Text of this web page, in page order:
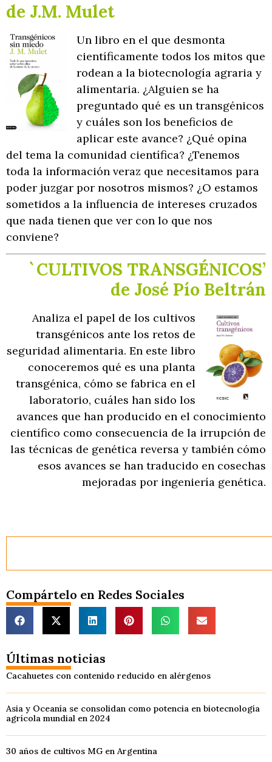
de J.M. Mulet
Un libro en el que desmonta
científicamente todos los mitos que
rodean a la biotecnología agraria y
alimentaria. ¿Alguien se ha
preguntado qué es un transgénicos
y cuáles son los beneficios de
aplicar este avance? ¿Qué opina
del tema la comunidad científica? ¿Tenemos
toda la información veraz que necesitamos para
poder juzgar por nosotros mismos? ¿O estamos
sometidos a la influencia de intereses cruzados
que nada tienen que ver con lo que nos
conviene?
`CULTIVOS TRANSGÉNICOS’
de José Pío Beltrán
Analiza el papel de los cultivos
transgénicos ante los retos de
seguridad alimentaria. En este libro
conoceremos qué es una planta
transgénica, cómo se fabrica en el
laboratorio, cuáles han sido los
avances que han producido en el conocimiento
científico como consecuencia de la irrupción de
las técnicas de genética reversa y también cómo
esos avances se han traducido en cosechas
mejoradas por ingeniería genética.
Compártelo en Redes Sociales
Últimas noticias
Cacahuetes con contenido reducido en alérgenos
Asia y Oceanía se consolidan como potencia en biotecnología
agrícola mundial en 2024
30 años de cultivos MG en Argentina